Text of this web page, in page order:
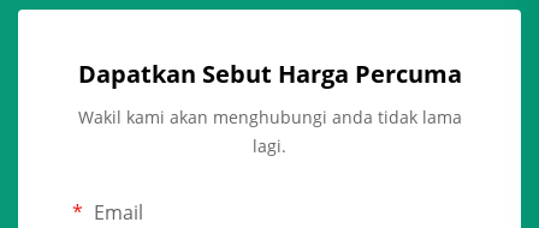
Dapatkan Sebut Harga Percuma
Wakil kami akan menghubungi anda tidak lama
lagi.
Email